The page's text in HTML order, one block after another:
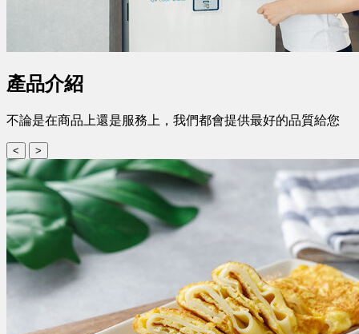
產品介紹
不論是在商品上還是服務上，我們都會提供最好的品質給您
< >